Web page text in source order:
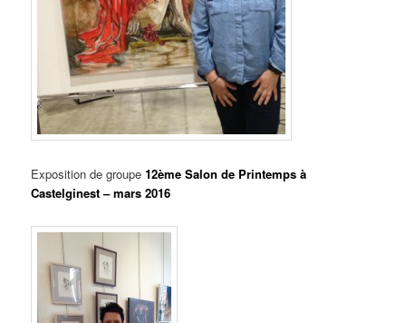
Exposition de groupe 12ème Salon de Printemps à
Castelginest – mars 2016